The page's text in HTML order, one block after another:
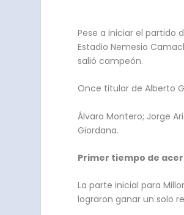
Pese a iniciar el partido
Estadio Nemesio
salió campeón.
Once titular de Alberto
Álvaro Montero; Jorge
Giordana.
Primer tiempo de
La parte inicial para
lograron ganar un solo